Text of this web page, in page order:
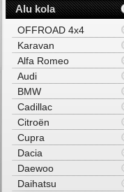
Alu kola
OFFROAD 4x4
Karavan
Alfa Romeo
Audi
BMW
Cadillac
Citroën
Cupra
Dacia
Daewoo
Daihatsu